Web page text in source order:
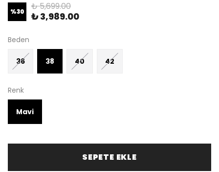
%30 ₺ 5,699.00
₺ 3,989.00
Beden
36 38 40 42
Renk
Mavi
SEPETE EKLE